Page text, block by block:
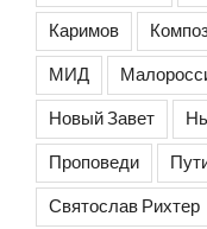
Каримов
МИД
Новый Завет
Проповеди
Святослав Рихтер